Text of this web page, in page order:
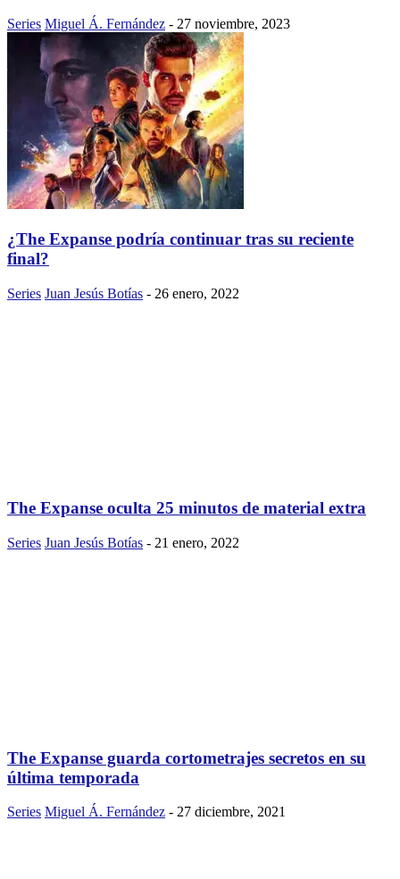
Series Miguel Á. Fernández - 27 noviembre, 2023
¿The Expanse podría continuar tras su reciente
final?
Series Juan Jesús Botías - 26 enero, 2022
The Expanse oculta 25 minutos de material extra
Series Juan Jesús Botías - 21 enero, 2022
The Expanse guarda cortometrajes secretos en su
última temporada
Series Miguel Á. Fernández - 27 diciembre, 2021